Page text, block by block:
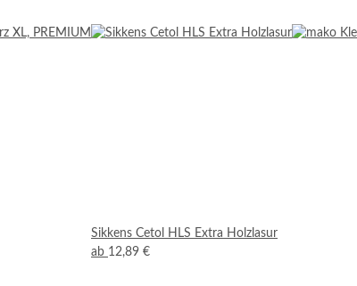
Sikkens Cetol HLS Extra Holzlasur
ab 12,89 €